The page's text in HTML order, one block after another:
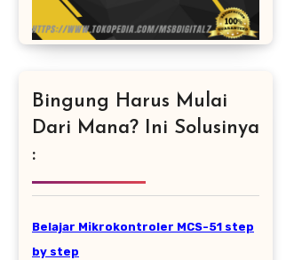
Bingung Harus Mulai
Dari Mana? Ini Solusinya
:
Belajar Mikrokontroler MCS-51 step
by step